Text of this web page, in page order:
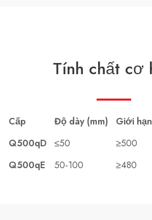
Tính chất cơ
Cấp Độ dày (mm) Giới
Q500qD
≤50 ≥500
Q500qE
50-100 ≥480